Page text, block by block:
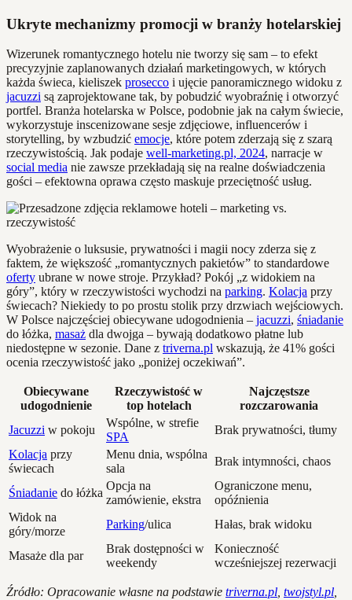
Ukryte mechanizmy promocji w branży hotelarskiej
Wizerunek romantycznego hotelu nie tworzy się sam – to efekt
precyzyjnie zaplanowanych działań marketingowych, w których
każda świeca, kieliszek prosecco i ujęcie panoramicznego widoku z
jacuzzi są zaprojektowane tak, by pobudzić wyobraźnię i otworzyć
portfel. Branża hotelarska w Polsce, podobnie jak na całym świecie,
wykorzystuje inscenizowane sesje zdjęciowe, influencerów i
storytelling, by wzbudzić emocje, które potem zderzają się z szarą
rzeczywistością. Jak podaje well-marketing.pl, 2024, narracje w
social media nie zawsze przekładają się na realne doświadczenia
gości – efektowna oprawa często maskuje przeciętność usług.
Wyobrażenie o luksusie, prywatności i magii nocy zderza się z
faktem, że większość „romantycznych pakietów” to standardowe
oferty ubrane w nowe stroje. Przykład? Pokój „z widokiem na
góry”, który w rzeczywistości wychodzi na parking. Kolacja przy
świecach? Niekiedy to po prostu stolik przy drzwiach wejściowych.
W Polsce najczęściej obiecywane udogodnienia – jacuzzi, śniadanie
do łóżka, masaż dla dwojga – bywają dodatkowo płatne lub
niedostępne w sezonie. Dane z triverna.pl wskazują, że 41% gości
ocenia rzeczywistość jako „poniżej oczekiwań”.
Obiecywane
udogodnienie
Rzeczywistość w
top hotelach
Najczęstsze
rozczarowania
Jacuzzi w pokoju
Wspólne, w strefie
SPA
Brak prywatności, tłumy
Kolacja przy
świecach
Menu dnia, wspólna
sala
Brak intymności, chaos
Śniadanie do łóżka
Opcja na
zamówienie, ekstra
Ograniczone menu,
opóźnienia
Widok na
góry/morze
Parking/ulica Hałas, brak widoku
Masaże dla par
Brak dostępności w
weekendy
Konieczność
wcześniejszej rezerwacji
Źródło: Opracowanie własne na podstawie triverna.pl twojstyl.pl